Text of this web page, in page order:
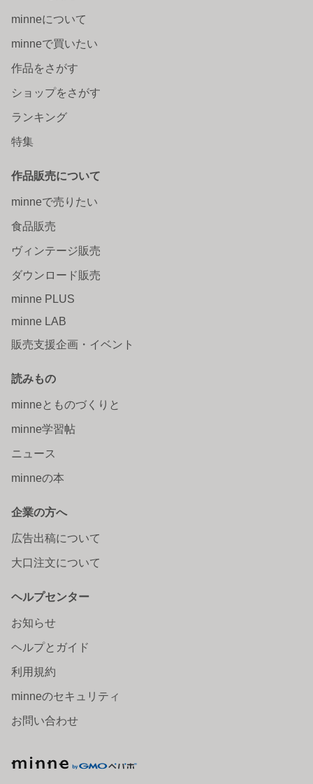
minneについて
minneで買いたい
作品をさがす
ショップをさがす
ランキング
特集
作品販売について
minneで売りたい
食品販売
ヴィンテージ販売
ダウンロード販売
minne PLUS
minne LAB
販売支援企画・イベント
読みもの
minneとものづくりと
minne学習帖
ニュース
minneの本
企業の方へ
広告出稿について
大口注文について
ヘルプセンター
お知らせ
ヘルプとガイド
利用規約
minneのセキュリティ
お問い合わせ